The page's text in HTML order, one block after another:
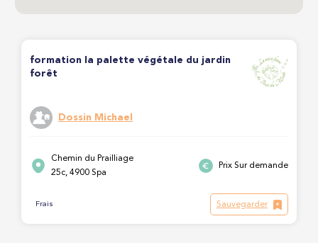
formation la palette végétale du jardin
forêt
Dossin Michael
Chemin du Prailliage
25c, 4900 Spa
Prix Sur demande
Frais Sauvegarder